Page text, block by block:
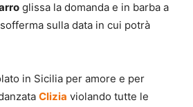
glissa la domanda e in barba a
sulla data in cui potrà
in Sicilia per amore e per
Clizia violando tutte le